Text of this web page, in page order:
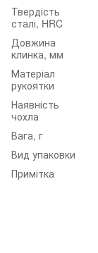
Твердість
сталі, HRC
Довжина
клинка, мм
Матеріал
рукоятки
Наявність
чохла
Вага, г
Вид упаковки
Примітка